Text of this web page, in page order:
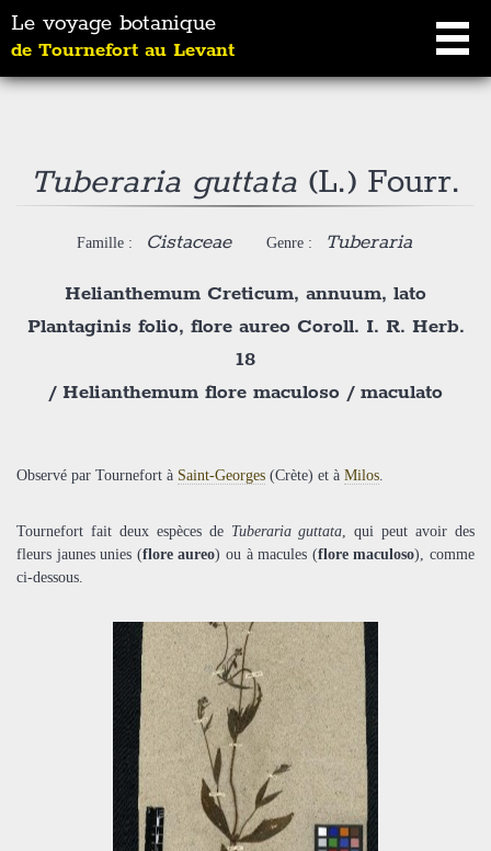
Le voyage botanique
de Tournefort au Levant
Tuberaria guttata (L.) Fourr.
Famille : Cistaceae Genre : Tuberaria
Helianthemum Creticum, annuum, lato
Plantaginis folio, flore aureo Coroll. I. R. Herb.
18
/ Helianthemum flore maculoso / maculato
Observé par Tournefort à Saint-Georges (Crète) et à Milos.
Tournefort fait deux espèces de Tuberaria guttata, qui peut avoir des
fleurs jaunes unies (flore aureo) ou à macules (flore maculoso), comme
ci-dessous.